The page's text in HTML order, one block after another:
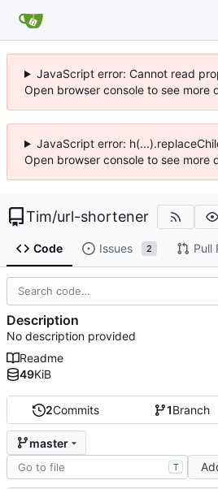
JavaScript error: Cannot read
Open browser console to see more
JavaScript error:
Open browser console to see more
Tim/url-shortener
Code Issues 2 Pull
2Commits 1Branch
master
T
Description
No description provided
Readme
49KiB